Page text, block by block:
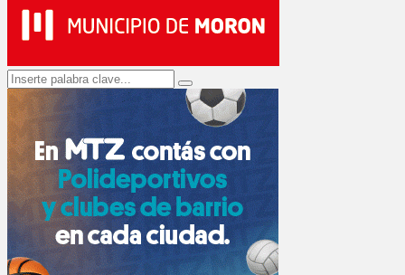
Search
for:
Search